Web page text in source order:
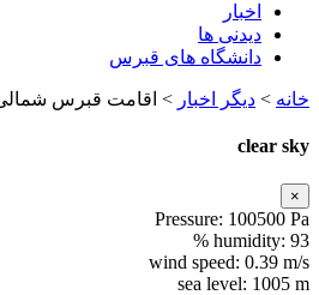
اخبار
دیدنی ها
دانشگاه های قبرس
خانه > دیگر اخبار > اقامت قبرس
clear sky
×
Pressure: 100500 Pa
humidity: 93 %
wind speed: 0.39 m/s
sea level: 1005 m